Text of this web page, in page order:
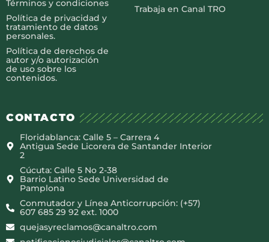
Términos y condiciones
Política de privacidad y
tratamiento de datos
personales.
Política de derechos de
autor y/o autorización
de uso sobre los
contenidos.
Trabaja en Canal TRO
CONTACTO
Floridablanca: Calle 5 – Carrera 4
Antigua Sede Licorera de Santander Interior
2
Cúcuta: Calle 5 No 2-38
Barrio Latino Sede Universidad de
Pamplona
Conmutador y Línea Anticorrupción: (+57)
607 685 29 92 ext. 1000
quejasyreclamos@canaltro.com